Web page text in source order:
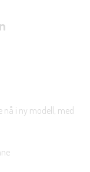
i ny modell, med